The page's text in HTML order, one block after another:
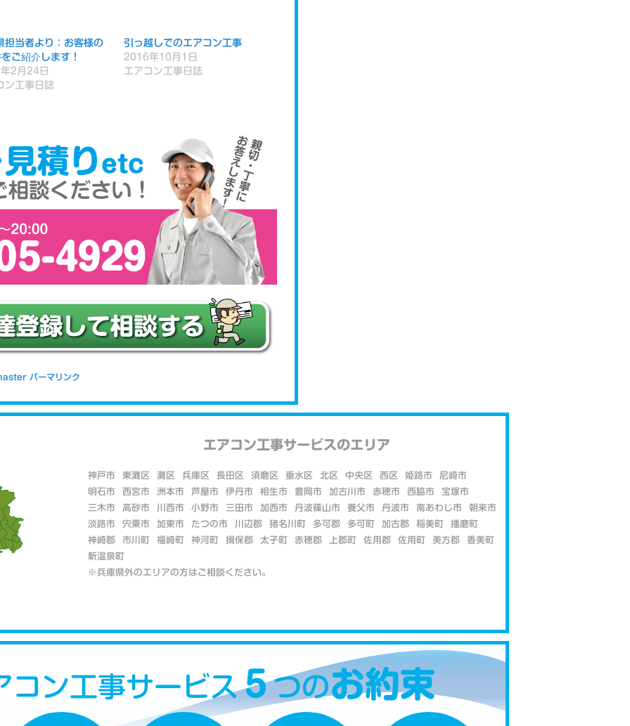
担当者より：お客様の
ご紹介します！
2月24日
ン工事日誌
引っ越しでのエアコン工事
2016年10月1日
エアコン工事日誌
パーマリンク
エアコン工事サービスのエリア
神戸市 東灘区 灘区 兵庫区 長田区 須磨区 垂水区 北区 中央区 西区 姫路市
尼崎市
明石市
西宮市 洲本市 芦屋市 伊丹市 相生市 豊岡市 加古川市 赤穂市 西脇市
宝塚市
三木市
高砂市 川西市 小野市 三田市 加西市 丹波篠山市 養父市 丹波市 南あわじ市
朝来市
淡路市
宍粟市 加東市 たつの市 川辺郡 猪名川町 多可郡 多可町 加古郡 稲美町
播磨町
神崎郡
市川町 福崎町 神河町 揖保郡 太子町 赤穂郡 上郡町 佐用郡 佐用町 美方郡
香美町
新温泉町
※兵庫県外のエリアの方はご相談ください。
コン工事サービス５つのお約束